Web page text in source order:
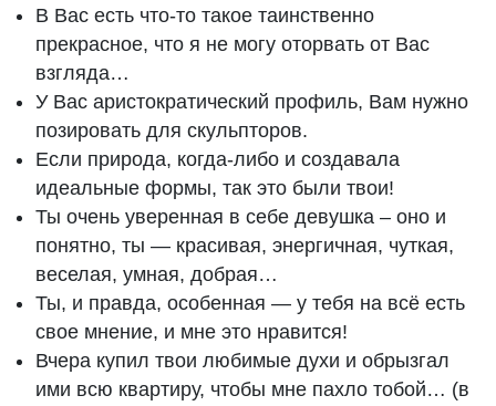
В Вас есть что-то такое таинственно
прекрасное, что я не могу оторвать от Вас
взгляда…
У Вас аристократический профиль, Вам нужно
позировать для скульпторов.
Если природа, когда-либо и создавала
идеальные формы, так это были твои!
Ты очень уверенная в себе девушка – оно и
понятно, ты — красивая, энергичная, чуткая,
веселая, умная, добрая…
Ты, и правда, особенная — у тебя на всё есть
свое мнение, и мне это нравится!
Вчера купил твои любимые духи и обрызгал
ими всю квартиру, чтобы мне пахло тобой… (в